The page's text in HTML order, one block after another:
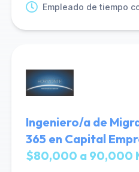
Empleado de tiempo
Ingeniero/a de
365 en Capital
$80,000 a 90,000